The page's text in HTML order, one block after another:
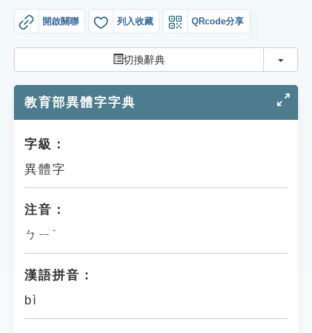
遊戲專區
教學應用
貓頭鷹博士
開啟關聯 列入收藏 QRcode分享
切換辭典 切換
教育部異體字字典
字級：
異體字
注音：
ㄅㄧˋ
漢語拼音：
bì